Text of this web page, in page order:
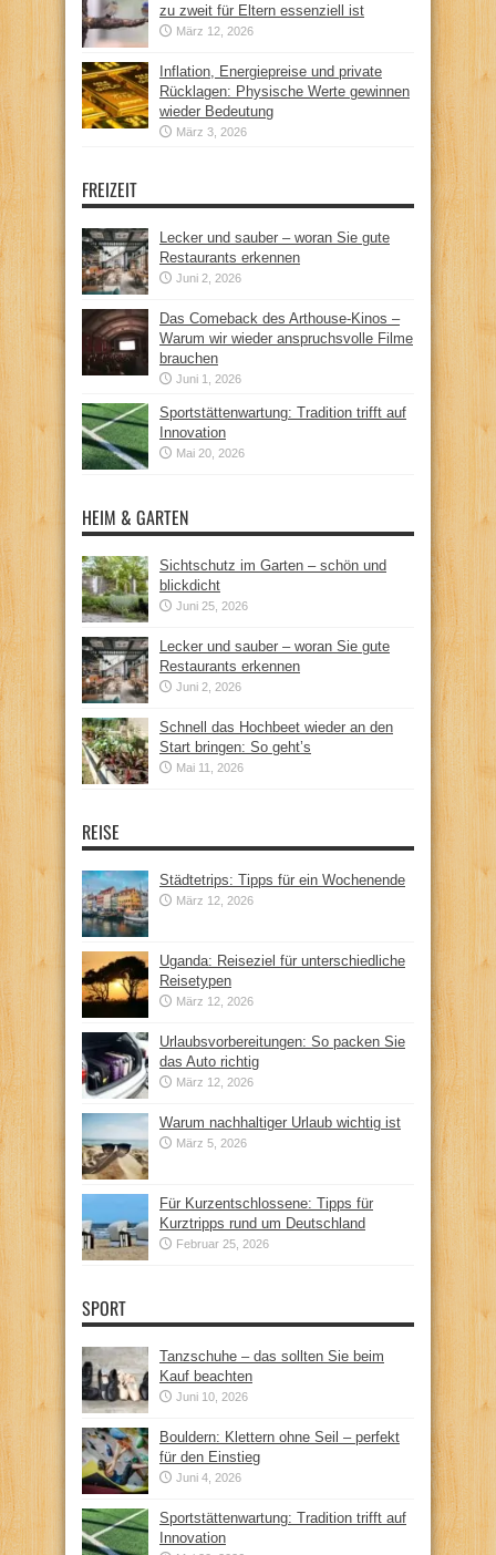
zu zweit für Eltern essenziell ist
März 12, 2026
Inflation, Energiepreise und private
Rücklagen: Physische Werte gewinnen
wieder Bedeutung
März 3, 2026
FREIZEIT
Lecker und sauber – woran Sie gute
Restaurants erkennen
Juni 2, 2026
Das Comeback des Arthouse-Kinos –
Warum wir wieder anspruchsvolle Filme
brauchen
Juni 1, 2026
Sportstättenwartung: Tradition trifft auf
Innovation
Mai 20, 2026
HEIM & GARTEN
Sichtschutz im Garten – schön und
blickdicht
Juni 25, 2026
Lecker und sauber – woran Sie gute
Restaurants erkennen
Juni 2, 2026
Schnell das Hochbeet wieder an den
Start bringen: So geht’s
Mai 11, 2026
REISE
Städtetrips: Tipps für ein Wochenende
März 12, 2026
Uganda: Reiseziel für unterschiedliche
Reisetypen
März 12, 2026
Urlaubsvorbereitungen: So packen Sie
das Auto richtig
März 12, 2026
Warum nachhaltiger Urlaub wichtig ist
März 5, 2026
Für Kurzentschlossene: Tipps für
Kurztripps rund um Deutschland
Februar 25, 2026
SPORT
Tanzschuhe – das sollten Sie beim
Kauf beachten
Juni 10, 2026
Bouldern: Klettern ohne Seil – perfekt
für den Einstieg
Juni 4, 2026
Sportstättenwartung: Tradition trifft auf
Innovation